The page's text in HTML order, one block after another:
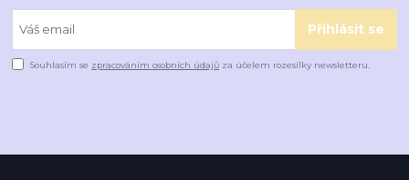
Přihlásit se
Souhlasím se zpracováním osobních údajů za účelem rozesílky newsletteru.